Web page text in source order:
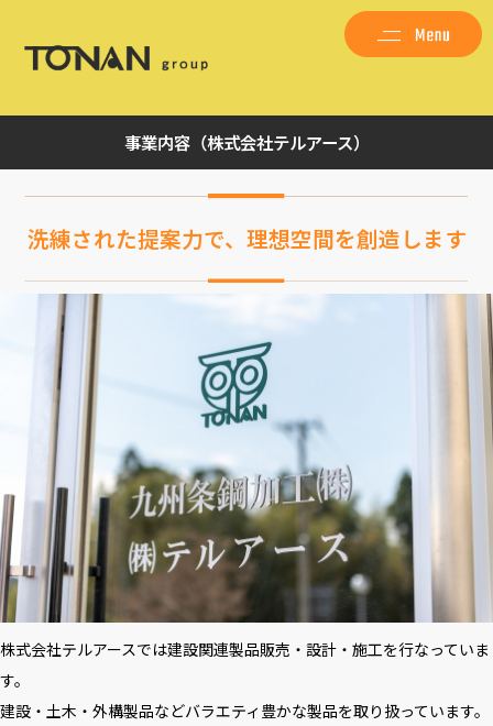
事業内容（株式会社テルアース）
洗練された提案力で、理想空間を創造します
株式会社テルアースでは建設関連製品販売・設計・施工を行なっていま
す。
建設・土木・外構製品などバラエティ豊かな製品を取り扱っています。